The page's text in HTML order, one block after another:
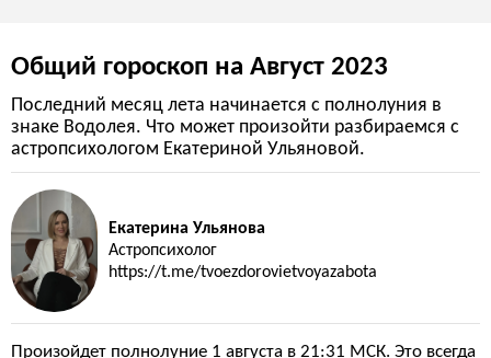
Общий гороскоп на Август 2023
Последний месяц лета начинается с полнолуния в
знаке Водолея. Что может произойти разбираемся с
астропсихологом Екатериной Ульяновой.
Екатерина Ульянова
Астропсихолог
https://t.me/tvoezdorovietvoyazabota
Произойдет полнолуние 1 августа в 21:31 МСК. Это всегда